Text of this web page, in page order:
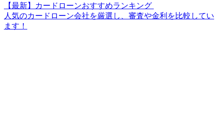
【最新】カードローンおすすめランキング
人気のカードローン会社を厳選し、審査や金利を比較してい
ます！